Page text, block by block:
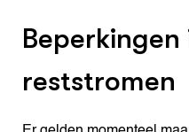
reststromen